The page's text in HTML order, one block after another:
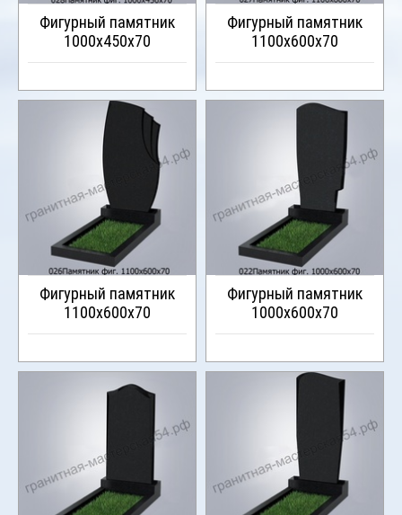
Фигурный памятник
1000х450х70
Фигурный памятник
1100х600х70
Фигурный памятник
1100х600х70
Фигурный памятник
1000х600х70